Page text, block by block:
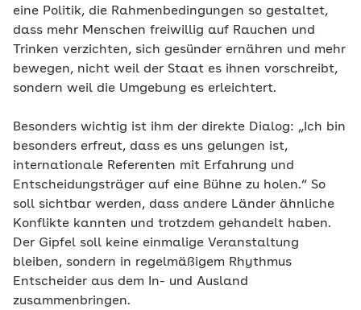
eine Politik, die Rahmenbedingungen so gestaltet,
dass mehr Menschen freiwillig auf Rauchen und
Trinken verzichten, sich gesünder ernähren und mehr
bewegen, nicht weil der Staat es ihnen vorschreibt,
sondern weil die Umgebung es erleichtert.
Besonders wichtig ist ihm der direkte Dialog: „Ich bin
besonders erfreut, dass es uns gelungen ist,
internationale Referenten mit Erfahrung und
Entscheidungsträger auf eine Bühne zu holen.“ So
soll sichtbar werden, dass andere Länder ähnliche
Konflikte kannten und trotzdem gehandelt haben.
Der Gipfel soll keine einmalige Veranstaltung
bleiben, sondern in regelmäßigem Rhythmus
Entscheider aus dem In- und Ausland
zusammenbringen.